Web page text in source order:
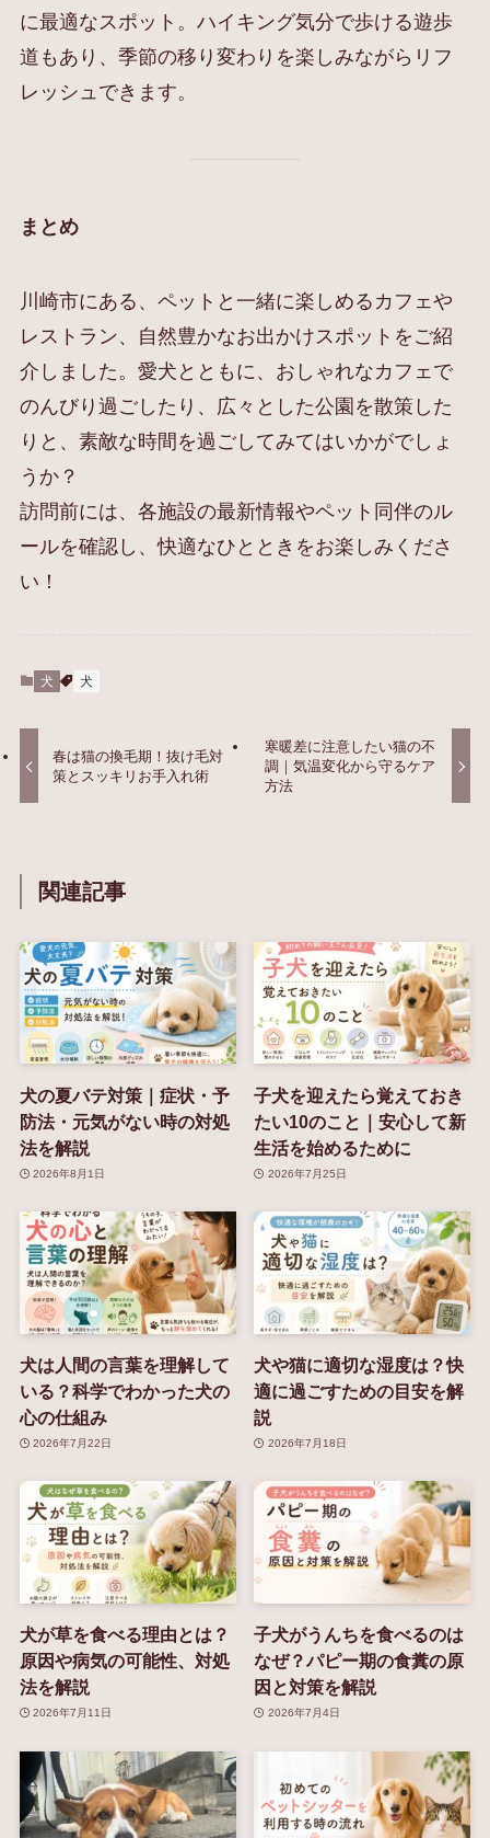
に最適なスポット。ハイキング気分で歩ける遊歩
道もあり、季節の移り変わりを楽しみながらリフ
レッシュできます。
まとめ
川崎市にある、ペットと一緒に楽しめるカフェや
レストラン、自然豊かなお出かけスポットをご紹
介しました。愛犬とともに、おしゃれなカフェで
のんびり過ごしたり、広々とした公園を散策した
りと、素敵な時間を過ごしてみてはいかがでしょ
うか？
訪問前には、各施設の最新情報やペット同伴のル
ールを確認し、快適なひとときをお楽しみくださ
い！
犬 犬
春は猫の換毛期！抜け毛対
策とスッキリお手入れ術
寒暖差に注意したい猫の不
調｜気温変化から守るケア
方法
関連記事
犬の夏バテ対策｜症状・予
防法・元気がない時の対処
法を解説
2026年8月1日
子犬を迎えたら覚えておき
たい10のこと｜安心して新
生活を始めるために
2026年7月25日
犬は人間の言葉を理解して
いる？科学でわかった犬の
心の仕組み
2026年7月22日
犬や猫に適切な湿度は？快
適に過ごすための目安を解
説
2026年7月18日
犬が草を食べる理由とは？
原因や病気の可能性、対処
法を解説
2026年7月11日
子犬がうんちを食べるのは
なぜ？パピー期の食糞の原
因と対策を解説
2026年7月4日